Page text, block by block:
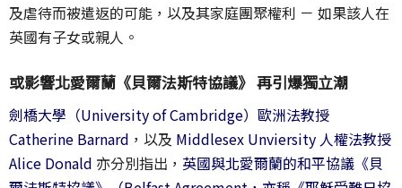
及虐待而被遣返的可能，以及其家庭團聚權利 － 如果該人在
英國有子女或親人。
或影響北愛爾蘭《貝爾法斯特協議》 再引爆獨立潮
劍橋大學（University of Cambridge）歐洲法教授
Catherine Barnard ，以及 Middlesex Unviersity 人權法教授
Alice Donald 亦分別指出， 英國與北愛爾蘭的和平協議《貝